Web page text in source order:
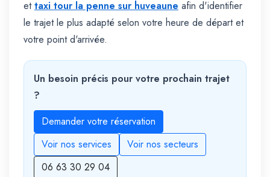
ettaxi tour la penne sur huveaune afin d'identifier
le trajet le plus adapté selon votre heure de départ et
votre point d'arrivée.
Un besoin précis pour votre prochain trajet
?
Demander votre réservation
Voir nos services
Voir nos secteurs
06 63 30 29 04